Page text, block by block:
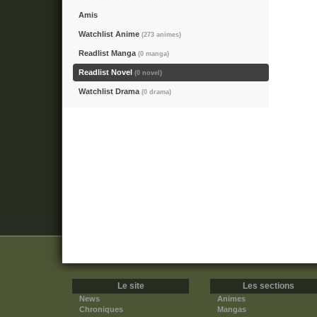
Amis
Watchlist Anime (273 animes)
Readlist Manga (0 manga)
Readlist Novel (0 novel)
Watchlist Drama (0 drama)
Le site
News
Chroniques
Les sections
Animes
Mangas